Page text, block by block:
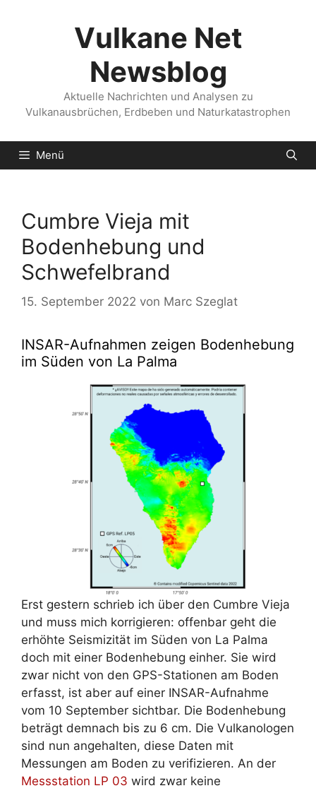
Vulkane Net
Newsblog
Aktuelle Nachrichten und Analysen zu
Vulkanausbrüchen, Erdbeben und Naturkatastrophen
Menü
Cumbre Vieja mit
Bodenhebung und
Schwefelbrand
15. September 2022 von Marc Szeglat
INSAR-Aufnahmen zeigen Bodenhebung
im Süden von La Palma
Erst gestern schrieb ich über den Cumbre Vieja
und muss mich korrigieren: offenbar geht die
erhöhte Seismizität im Süden von La Palma
doch mit einer Bodenhebung einher. Sie wird
zwar nicht von den GPS-Stationen am Boden
erfasst, ist aber auf einer INSAR-Aufnahme
vom 10 September sichtbar. Die Bodenhebung
beträgt demnach bis zu 6 cm. Die Vulkanologen
sind nun angehalten, diese Daten mit
Messungen am Boden zu verifizieren. An der
Messstation LP 03 wird zwar keine